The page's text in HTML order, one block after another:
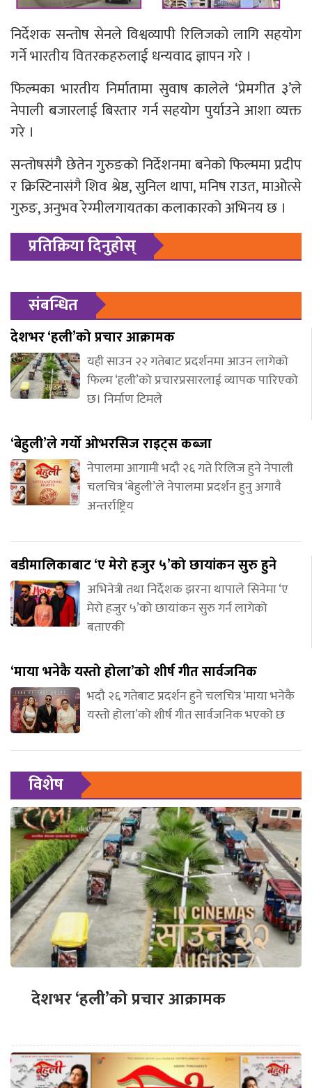
निर्देशक सन्तोष सेनले विश्वव्यापी रिलिजको लागि सहयोग
गर्ने भारतीय वितरकहरुलाई धन्यवाद ज्ञापन गरे ।
फिल्मका भारतीय निर्मातामा सुवाष कालेले ‘प्रेमगीत ३’ले
नेपाली बजारलाई बिस्तार गर्न सहयोग पुर्याउने आशा व्यक्त
गरे ।
सन्तोषसंगै छेतेन गुरुङको निर्देशनमा बनेको फिल्ममा प्रदीप
र क्रिस्टिनासंगै शिव श्रेष्ठ, सुनिल थापा, मनिष राउत, माओत्से
गुरुङ, अनुभव रेग्मीलगायतका कलाकारको अभिनय छ ।
प्रतिक्रिया दिनुहोस्
संबन्धित
देशभर ‘हली’को प्रचार आक्रामक
यही साउन २२ गतेबाट प्रदर्शनमा आउन लागेको
फिल्म ‘हली’को प्रचारप्रसारलाई व्यापक पारिएको
छ। निर्माण टिमले
‘बेहुली’ले गर्यो ओभरसिज राइट्स कब्जा
नेपालमा आगामी भदौ २६ गते रिलिज हुने नेपाली
चलचित्र ‘बेहुली’ले नेपालमा प्रदर्शन हुनु अगावै
अन्तर्राष्ट्रिय
बडीमालिकाबाट ‘ए मेरो हजुर ५’को छायांकन सुरु हुने
अभिनेत्री तथा निर्देशक झरना थापाले सिनेमा ‘ए
मेरो हजुर ५’को छायांकन सुरु गर्न लागेको
बताएकी
‘माया भनेकै यस्तो होला’को शीर्ष गीत सार्वजनिक
भदौ २६ गतेबाट प्रदर्शन हुने चलचित्र ‘माया भनेकै
यस्तो होला’को शीर्ष गीत सार्वजनिक भएको छ
विशेष
देशभर ‘हली’को प्रचार आक्रामक